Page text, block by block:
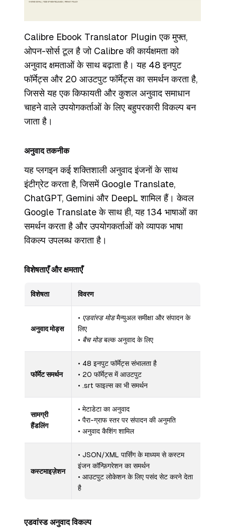
Calibre Ebook Translator Plugin एक मुफ्त,
ओपन-सोर्स टूल है जो Calibre की कार्यक्षमता को
अनुवाद क्षमताओं के साथ बढ़ाता है। यह 48 इनपुट
फॉर्मेट्स और 20 आउटपुट फॉर्मेट्स का समर्थन करता है,
जिससे यह एक किफायती और कुशल अनुवाद समाधान
चाहने वाले उपयोगकर्ताओं के लिए बहुपरकारी विकल्प बन
जाता है।
अनुवाद तकनीक
यह प्लगइन कई शक्तिशाली अनुवाद इंजनों के साथ
इंटीग्रेट करता है, जिसमें Google Translate,
ChatGPT, Gemini और DeepL शामिल हैं। केवल
Google Translate के साथ ही, यह 134 भाषाओं का
समर्थन करता है और उपयोगकर्ताओं को व्यापक भाषा
विकल्प उपलब्ध कराता है।
विशेषताएँ और क्षमताएँ
विशेषता विवरण
अनुवाद मोड्स
• एडवांस्ड मोडमैन्युअल समीक्षा और संपादन के
लिए
• बैच मोडबल्क अनुवाद के लिए
फॉर्मेट समर्थन
• 48 इनपुट फॉर्मेट्स संभालता है
• 20 फॉर्मेट्स में आउटपुट
• .srt फाइल्स का भी समर्थन
सामग्री
हैंडलिंग
• मेटाडेटा का अनुवाद
• पैरा-ग्राफ स्तर पर संपादन की अनुमति
• अनुवाद कैशिंग शामिल
कस्टमाइज़ेशन
• JSON/XML पार्सिंग के माध्यम से कस्टम
इंजन कॉन्फ़िगरेशन का समर्थन
• आउटपुट लोकेशन के लिए पसंद सेट करने देता
है
एडवांस्ड अनुवाद विकल्प